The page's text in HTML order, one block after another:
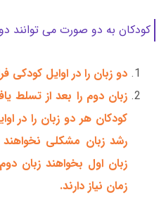
کودکان به دو صورت می توانند
دو زبان را در اوایل کودکی
زبان دوم را بعد از تسلط
کودکان هر دو زبان را در
رشد زبان مشکلی نخواهند
زمان نیاز دارند.